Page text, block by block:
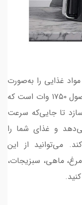
غذایی را به­‌صورت
یک­‌دست و یک‌نواخت دارد. توان این محصول ۱۷۵۰ وات است که
تا جایی‌که سرعت
تا ۵۰% کاهش می‌­دهد و غذای شما را
می‌توانید از این
ماهی، سبزیجات،